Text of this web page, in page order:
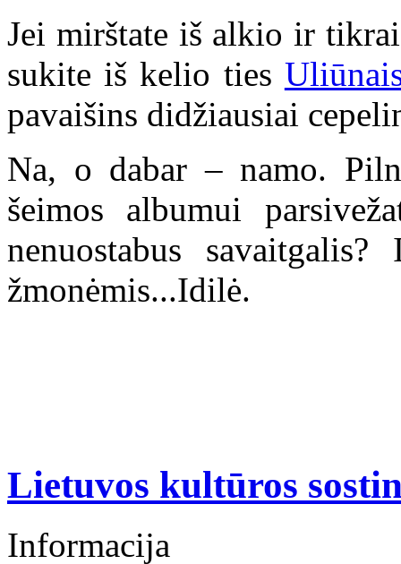
Jei mirštate iš alkio ir
sukite iš kelio ties
pavaišins didžiausiai
Na, o dabar – namo.
šeimos albumui
nenuostabus
žmonėmis...Idilė.
Lietuvos kultūros
Informacija